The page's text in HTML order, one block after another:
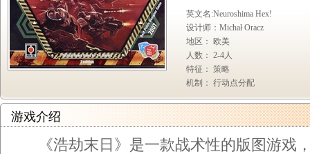
英文名:Neuroshima Hex!
设计师：Michał Oracz
地区： 欧美
人数： 2-4人
特征： 策略
机制： 行动点分配
游戏介绍
《浩劫末日》是一款战术性的版图游戏